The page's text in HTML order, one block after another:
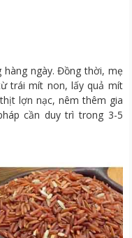
ngày. Đồng thời, mẹ
trái mít non, lấy quả mít
lợn nạc, nêm thêm gia
cần duy trì trong 3-5